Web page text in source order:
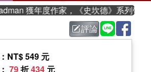
年度作家，《史坎德》系列帶你踏上
評論
：NT$ 549 元
： 79折434 元